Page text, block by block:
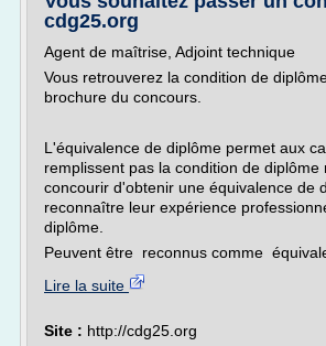
cdg25.org
Agent de maîtrise, Adjoint technique
Vous retrouverez la condition de
brochure du concours.
L'équivalence de diplôme permet aux
remplissent pas la condition de diplôme
concourir d'obtenir une équivalence de
reconnaître leur expérience
diplôme.
Peuvent être reconnus comme
Lire la suite
Site : http://cdg25.org